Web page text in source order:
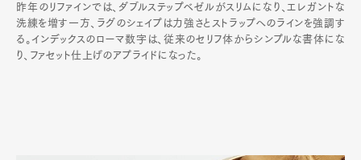
昨年のリファインでは、ダブルステップベゼルがスリムになり、エレガントな
洗練を増す一方、ラグのシェイプは力強さとストラップへのラインを強調す
る。インデックスのローマ数字は、従来のセリフ体からシンプルな書体にな
り、ファセット仕上げのアプライドになった。